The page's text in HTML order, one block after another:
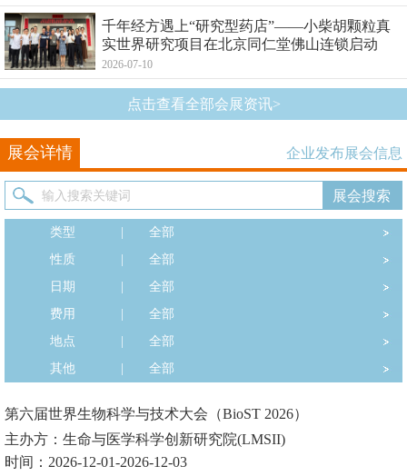
千年经方遇上“研究型药店”——小柴胡颗粒真
实世界研究项目在北京同仁堂佛山连锁启动
2026-07-10
点击查看全部会展资讯>
展会详情 企业发布展会信息
类型
全部
性质
全部
日期
全部
费用
全部
地点
全部
其他
全部
第六届世界生物科学与技术大会（BioST 2026）
主办方：生命与医学科学创新研究院(LMSII)
时间：2026-12-01-2026-12-03